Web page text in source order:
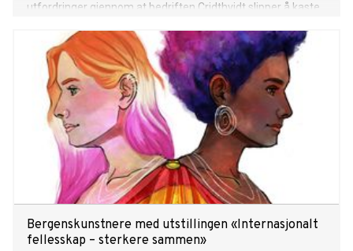
utfordringer gjennom at bedriften Cridthvidt slipper å kaste
bedriftene for at det som skulle blitt avfall blir til noe nytt.
Bergenskunstnere med utstillingen «Internasjonalt
fellesskap – sterkere sammen»